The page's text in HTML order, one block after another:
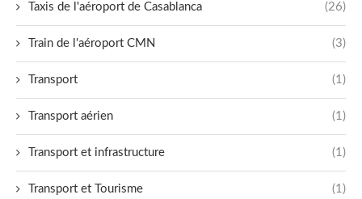
Taxis de l'aéroport de Casablanca (26)
Train de l'aéroport CMN (3)
Transport (1)
Transport aérien (1)
Transport et infrastructure (1)
Transport et Tourisme (1)